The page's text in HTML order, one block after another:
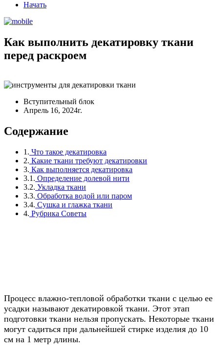
Начать
Как выполнить декатировку ткани
перед раскроем
Вступительный блок
Апрель 16, 2024г.
Содержание
1. Что такое декатировка
2. Какие ткани требуют декатировки
3. Как выполняется декатировка
3.1. Определение долевой нити
3.2. Укладка ткани
3.3. Обработка водой или паром
3.4. Сушка и глажка ткани
4. Рубрика Советы
Процесс влажно-тепловой обработки ткани с целью ее
усадки называют декатировкой ткани. Этот этап
подготовки ткани нельзя пропускать. Некоторые ткани
могут садиться при дальнейшей стирке изделия до 10
см на 1 метр длины.